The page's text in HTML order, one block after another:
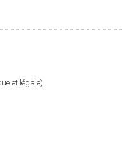
et légale).